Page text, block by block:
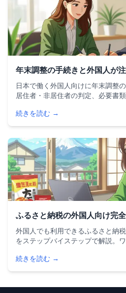
年末調整の手続きと外国人が
日本で働く外国人向けに年末調整
居住者・非居住者の判定、必要書
るためのポイントを網羅的にまとめ
続きを読む →
ふるさと納税の外国人向け完
外国人でも利用できるふるさと納
をステップバイステップで解説。
で、外国人に必要な情報をすべて
続きを読む →